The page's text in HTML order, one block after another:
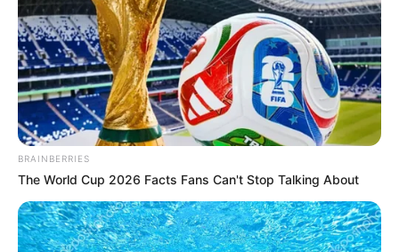
Aida Victoria Merlano
también podría ir a la
cárcel: fue condenada a
13 años de prisión
AIDA VICTORIA MERLANO
Aida Victoria Merlano y
Westcol? Aquí le contamos
los detalles
BRAINBERRIES
The World Cup 2026 Facts Fans Can't Stop Talking About